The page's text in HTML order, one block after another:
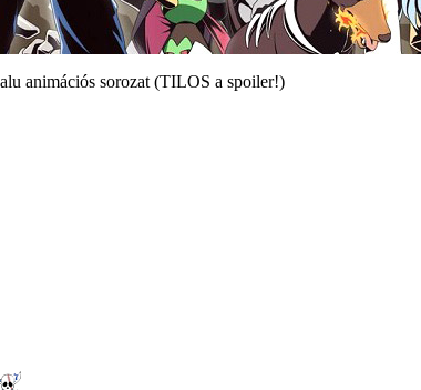
animációs sorozat (TILOS a spoiler!)